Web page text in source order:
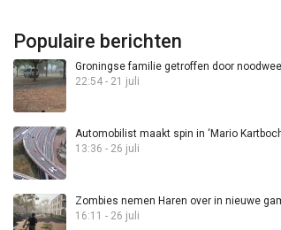
Populaire berichten
Groningse familie getroffen door
22:54 - 21 juli
Automobilist maakt spin in ‘Mario
13:36 - 26 juli
Zombies nemen Haren over in nieuwe
16:11 - 26 juli